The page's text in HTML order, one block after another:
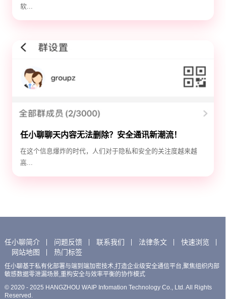
软...
任小聊聊天内容无法删除？安全通讯新潮流！
在这个信息爆炸的时代，人们对于隐私和安全的关注度越来越
高...
任小聊简介 问题反馈 联系我们 法律条文
快速浏览
网站地图
热门标签
任小聊基于私有化部署与端到端加密技术,打造企业级安全通信平台,聚焦组织内部
敏感数据零泄漏场景,重构安全与效率平衡的协作模式
© 2020 - 2025 HANGZHOU WAIP Infomation Technology Co., Ltd. All Rights
Reserved.